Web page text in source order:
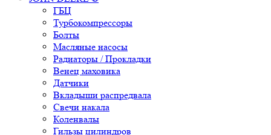
ГБЦ
Турбокомпрессоры
Болты
Масляные насосы
Радиаторы / Прокладки
Венец маховика
Датчики
Вкладыши распредвала
Свечи накала
Коленвалы
Гильзы цилиндров